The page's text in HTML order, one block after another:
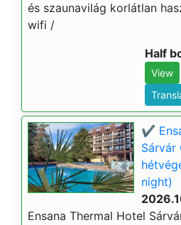
és szaunavilág korlátlan
wifi /
Half
View
✔️
Sárvár
night)
Ensana Thermal Hotel